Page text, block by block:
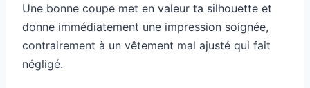
Une bonne coupe met en valeur ta silhouette et
donne immédiatement une impression soignée,
contrairement à un vêtement mal ajusté qui fait
négligé.